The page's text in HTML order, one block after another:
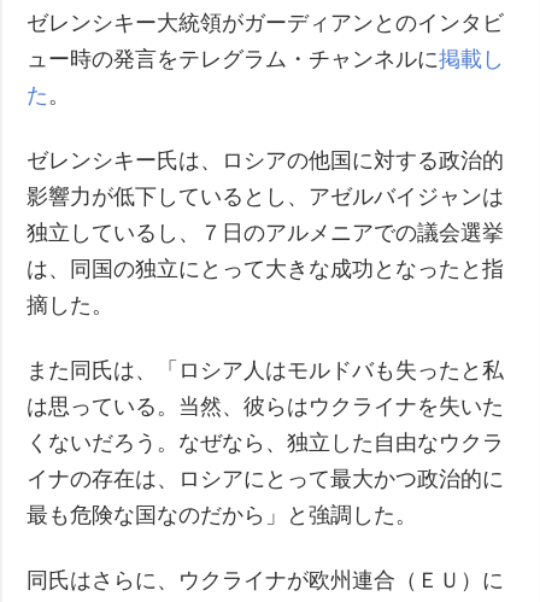
追加
特集
動画
サービス
購読
ゼレンシキー大統領がガーディアンとのインタビ
ュー時の発言をテレグラム・チャンネルに掲載し
た 。
ゼレンシキー氏は、ロシアの他国に対する政治的
影響力が低下しているとし、アゼルバイジャンは
独立しているし、７日のアルメニアでの議会選挙
は、同国の独立にとって大きな成功となったと指
摘した。
また同氏は、「ロシア人はモルドバも失ったと私
は思っている。当然、彼らはウクライナを失いた
くないだろう。なぜなら、独立した自由なウクラ
イナの存在は、ロシアにとって最大かつ政治的に
最も危険な国なのだから」と強調した。
同氏はさらに、ウクライナが欧州連合（ＥＵ）に